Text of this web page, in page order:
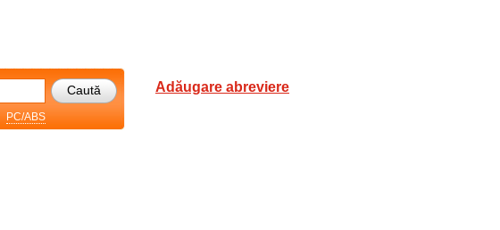
PC/ABS
Adăugare abreviere